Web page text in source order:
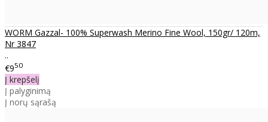
WORM Gazzal- 100% Superwash Merino Fine Wool, 150gr/ 120m,
Nr 3847
..
€950
Į krepšelį
Į palyginimą
Į norų sąrašą